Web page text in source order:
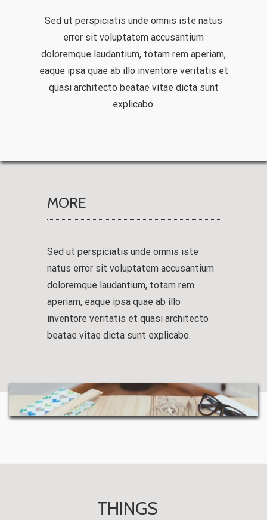
Sed ut perspiciatis unde omnis iste natus
error sit voluptatem accusantium
doloremque laudantium, totam rem aperiam,
eaque ipsa quae ab illo inventore veritatis et
quasi architecto beatae vitae dicta sunt
explicabo.
MORE
Sed ut perspiciatis unde omnis iste
natus error sit voluptatem accusantium
doloremque laudantium, totam rem
aperiam, eaque ipsa quae ab illo
inventore veritatis et quasi architecto
beatae vitae dicta sunt explicabo.
THINGS